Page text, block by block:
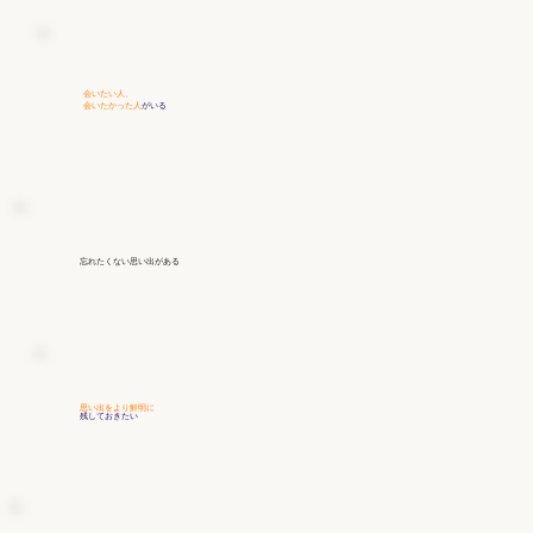
会いたい人、
会いたかった人がいる
思い出をより鮮明に
残しておきたい
忘れたくない思い出がある